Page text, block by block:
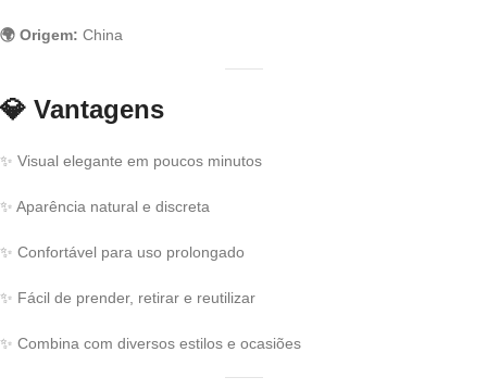
🌍 Origem: China
💎 Vantagens
✨ Visual elegante em poucos minutos
✨ Aparência natural e discreta
✨ Confortável para uso prolongado
✨ Fácil de prender, retirar e reutilizar
✨ Combina com diversos estilos e ocasiões